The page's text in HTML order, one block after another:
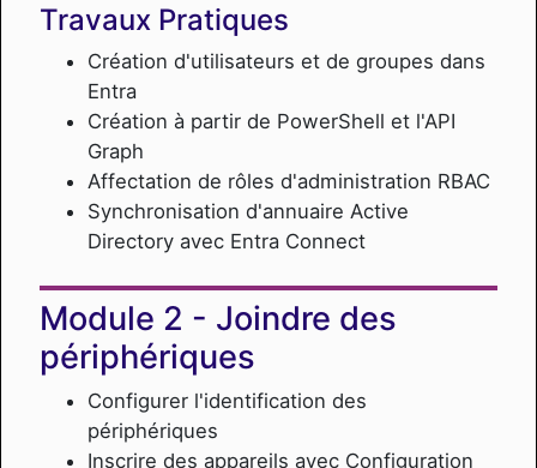
Travaux Pratiques
Création d'utilisateurs et de groupes dans
Entra
Création à partir de PowerShell et l'API
Graph
Affectation de rôles d'administration RBAC
Synchronisation d'annuaire Active
Directory avec Entra Connect
Joindre des
périphériques
Configurer l'identification des
périphériques
Inscrire des appareils avec Configuration